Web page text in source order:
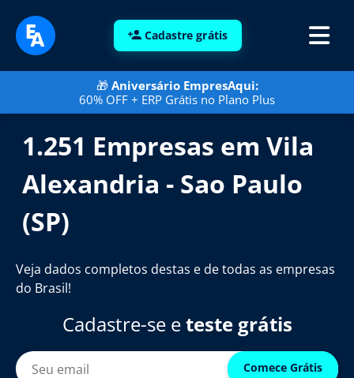
Cadastre grátis
🎁 Aniversário EmpresAqui:
60% OFF + ERP Grátis no Plano Plus
1.251 Empresas em Vila
Alexandria - Sao Paulo
(SP)
Veja dados completos destas e de todas as empresas
do Brasil!
Cadastre-se eteste grátis
Comece Grátis